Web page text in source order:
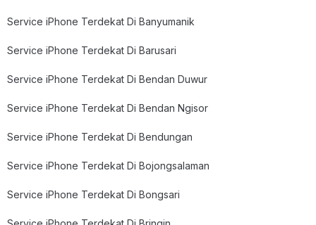
Service iPhone Terdekat Di Banyumanik
Service iPhone Terdekat Di Barusari
Service iPhone Terdekat Di Bendan Duwur
Service iPhone Terdekat Di Bendan Ngisor
Service iPhone Terdekat Di Bendungan
Service iPhone Terdekat Di Bojongsalaman
Service iPhone Terdekat Di Bongsari